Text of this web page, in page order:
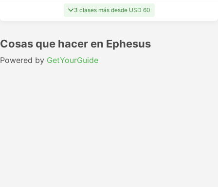
3 clases más desde USD 60
Cosas que hacer en Ephesus
Powered by GetYourGuide